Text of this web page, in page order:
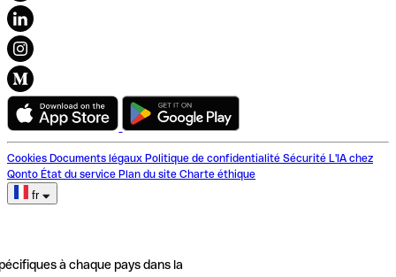
Cookies Documents légaux Politique de confidentialité Sécurité L'IA chez
Qonto État du service Plan du site Charte éthique
fr
à chaque pays dans la